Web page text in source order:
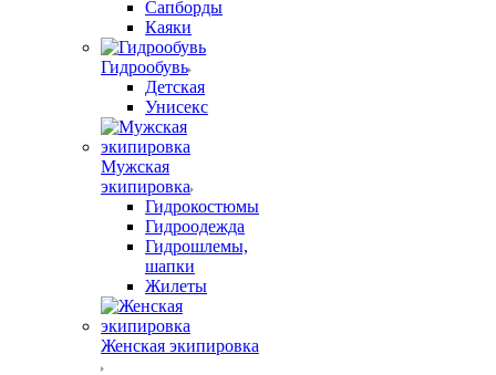
Сапборды
Каяки
Гидрообувь
Детская
Унисекс
Мужская
экипировка
Гидрокостюмы
Гидроодежда
Гидрошлемы,
шапки
Жилеты
Женская экипировка